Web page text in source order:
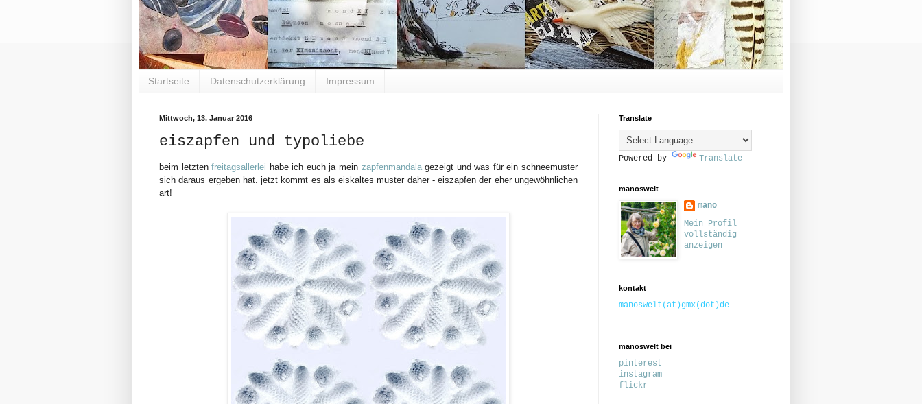
Startseite Datenschutzerklärung Impressum
Mittwoch, 13. Januar 2016
eiszapfen und typoliebe
beim letztenfreitagsallerlei habe ich euch ja mein zapfenmandalagezeigt und was für ein schneemuster
sich daraus ergeben hat. jetzt kommt es als eiskaltes muster daher - eiszapfen der eher ungewöhnlichen
art!
Translate
Powered by Translate
manoswelt
mano
Mein Profil
vollständig
anzeigen
kontakt
manoswelt(at)gmx(dot)de
manoswelt bei
pinterest
instagram
flickr